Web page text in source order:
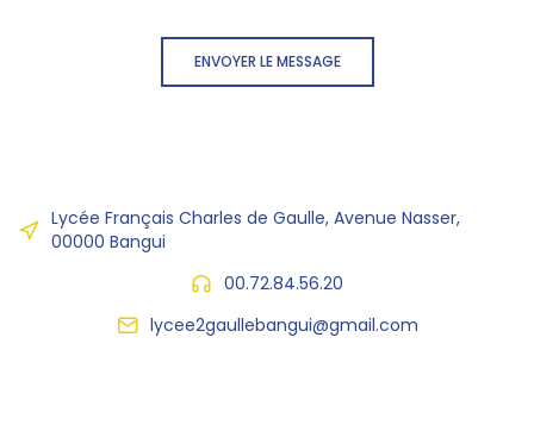
ENVOYER LE MESSAGE
Lycée Français Charles de Gaulle, Avenue Nasser,
00000 Bangui
00.72.84.56.20
lycee2gaullebangui@gmail.com